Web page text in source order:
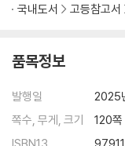
국내도서
고등참고서
품목정보
발행일
2025
쪽수, 무게, 크기
120